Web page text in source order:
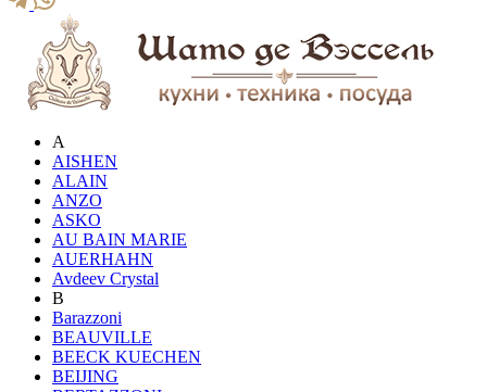
A
AISHEN
ALAIN
ANZO
ASKO
AU BAIN MARIE
AUERHAHN
Avdeev Crystal
B
Barazzoni
BEAUVILLE
BEECK KUECHEN
BEIJING